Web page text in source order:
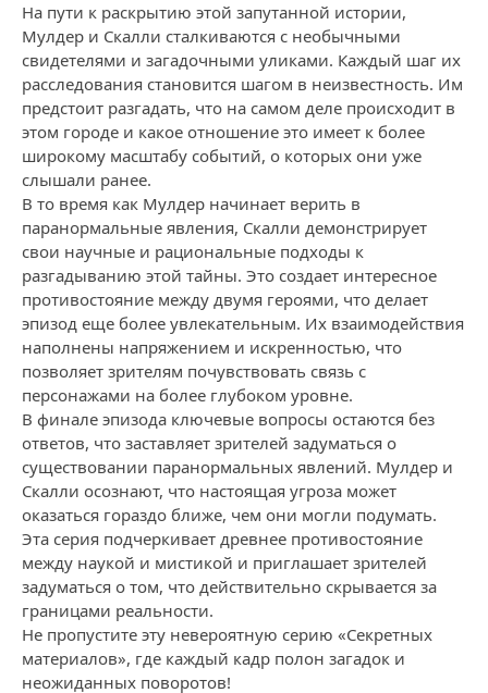
На пути к раскрытию этой запутанной истории,
Мулдер и Скалли сталкиваются с необычными
свидетелями и загадочными уликaми. Каждый шаг их
расследования становится шагом в неизвестность. Им
предстоит разгадать, что на самом деле происходит в
этом городе и какое отношение это имеет к более
широкому масштабу событий, о которых они уже
слышали ранее.
В то время как Мулдер начинает верить в
паранормальные явления, Скалли демонстрирует
свои научные и рациональные подходы к
разгадыванию этой тайны. Это создает интересное
противостояние между двумя героями, что делает
эпизод еще более увлекательным. Их взаимодействия
наполнены напряжением и искренностью, что
позволяет зрителям почувствовать связь с
персонажами на более глубоком уровне.
В финале эпизода ключевые вопросы остаются без
ответов, что заставляет зрителей задуматься о
существовании паранормальных явлений. Мулдер и
Скалли осознают, что настоящая угроза может
оказаться гораздо ближе, чем они могли подумать.
Эта серия подчеркивает древнее противостояние
между наукой и мистикой и приглашает зрителей
задуматься о том, что действительно скрывается за
границами реальности.
Не пропустите эту невероятную серию «Секретных
материалов», где каждый кадр полон загадок и
неожиданных поворотов!